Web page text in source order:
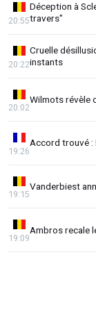
Déception à
travers"
20:55
Cruelle
instants
20:22
Wilmots révèle
20:02
Accord trouvé :
19:26
Vanderbiest
19:15
Ambros recale
19:09